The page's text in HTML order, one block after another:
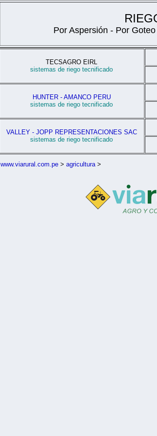
Por Aspersión - Por
TECSAGRO EIRL
sistemas de riego tecnificado
HUNTER - AMANCO PERU
sistemas de riego tecnificado
VALLEY - JOPP REPRESENTACIONES SAC
sistemas de riego tecnificado
www.viarural.com.pe > agricultura>